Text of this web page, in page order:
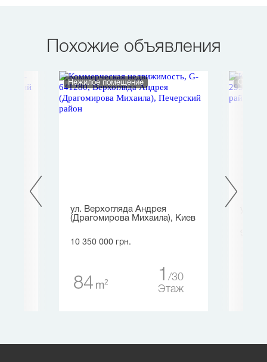
Похожие объявления
Нежилое помещение
ул. Верхогляда Андрея
(Драгомирова Михаила), Киев
10 350 000 грн.
84 m2 1
30
Этаж
Офис